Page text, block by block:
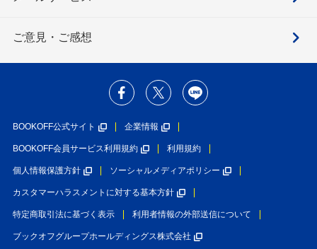
ご意見・ご感想
BOOKOFF公式サイト 企業情報
BOOKOFF会員サービス利用規約 利用規約
個人情報保護方針 ソーシャルメディアポリシー
カスタマーハラスメントに対する基本方針
特定商取引法に基づく表示 利用者情報の外部送信について
ブックオフグループホールディングス株式会社